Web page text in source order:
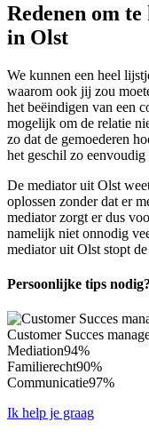
Redenen om
in Olst
We kunnen een heel
waarom ook jij zou
het beëindigen van een
mogelijk om de relatie
zo dat de gemoederen
het geschil zo
De mediator uit Olst
oplossen zonder dat er
mediator zorgt er dus
namelijk niet onnodig
mediator uit Olst stopt
Persoonlijke tips nodig?
Customer Succes
Mediation94%
Familierecht90%
Communicatie97%
Ik help je graag